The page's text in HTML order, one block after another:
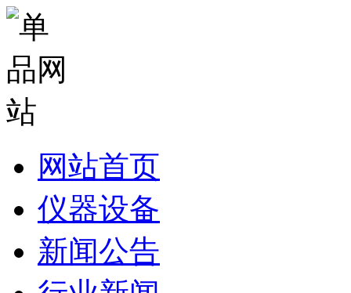
网站首页
仪器设备
新闻公告